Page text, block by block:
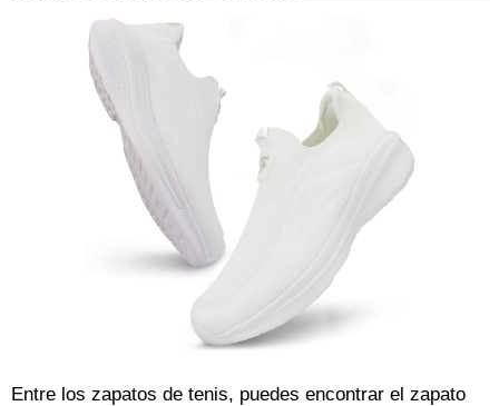
Entre los zapatos de tenis, puedes encontrar el zapato